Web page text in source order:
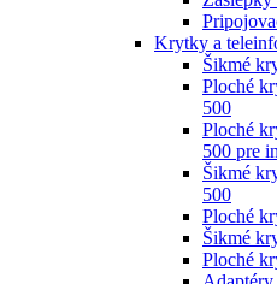
Krytky a
Šikmé
Ploché
500
Ploché
500 pre
Šikmé
500
Ploché
Šikmé
Ploché